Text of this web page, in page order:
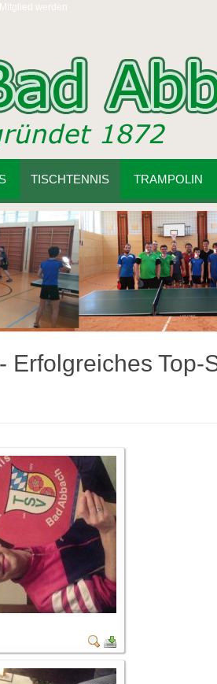
Mitglied werden
TISCHTENNIS TRAMPOLIN
Erfolgreiches Top-